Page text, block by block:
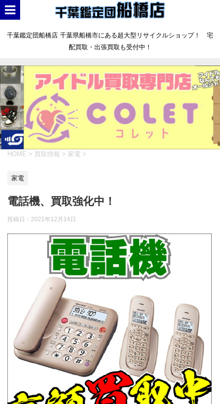
千葉鑑定団船橋店 千葉県船橋市にある超大型リサイクルショップ！ 宅
配買取・出張買取も受付中！
HOME > 買取情報 > 家電 >
家電
電話機、買取強化中！
投稿日： 2021年12月14日